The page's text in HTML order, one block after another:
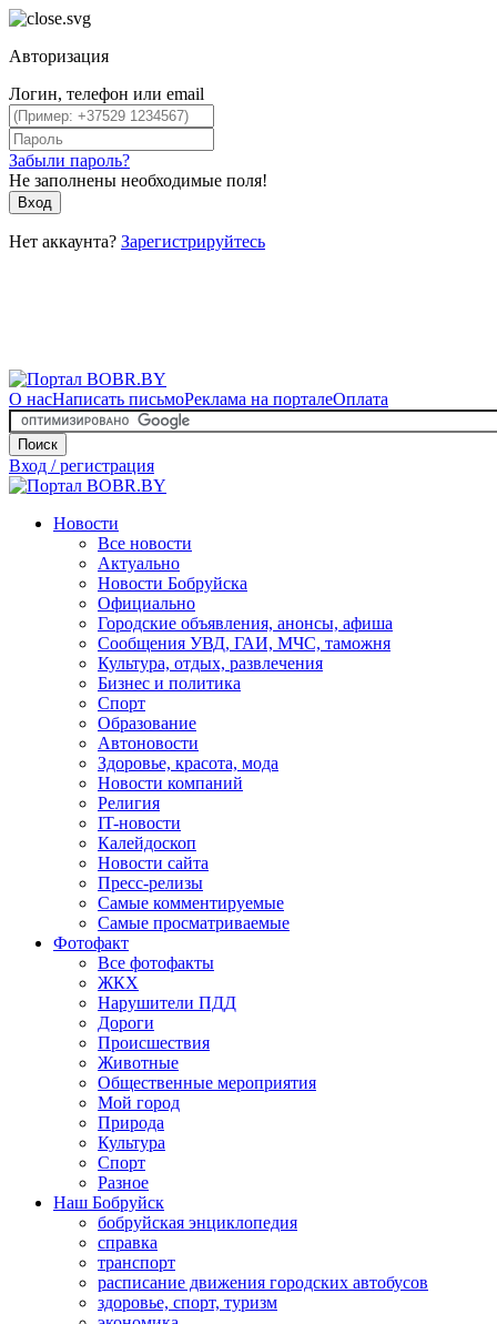
Авторизация
Логин, телефон или email
Забыли пароль?
Не заполнены необходимые поля!
Вход
Нет аккаунта? Зарегистрируйтесь
О насНаписать письмоРеклама на порталеОплата
Поиск
Вход / регистрация
Новости
Все новости
Актуально
Новости Бобруйска
Официально
Городские объявления, анонсы, афиша
Сообщения УВД, ГАИ, МЧС, таможня
Культура, отдых, развлечения
Бизнес и политика
Спорт
Образование
Автоновости
Здоровье, красота, мода
Новости компаний
Религия
IT-новости
Калейдоскоп
Новости сайта
Пресс-релизы
Самые комментируемые
Самые просматриваемые
Фотофакт
Все фотофакты
ЖКХ
Нарушители ПДД
Дороги
Происшествия
Животные
Общественные мероприятия
Мой город
Природа
Культура
Спорт
Разное
Наш Бобруйск
бобруйская энциклопедия
справка
транспорт
расписание движения городских автобусов
здоровье, спорт, туризм